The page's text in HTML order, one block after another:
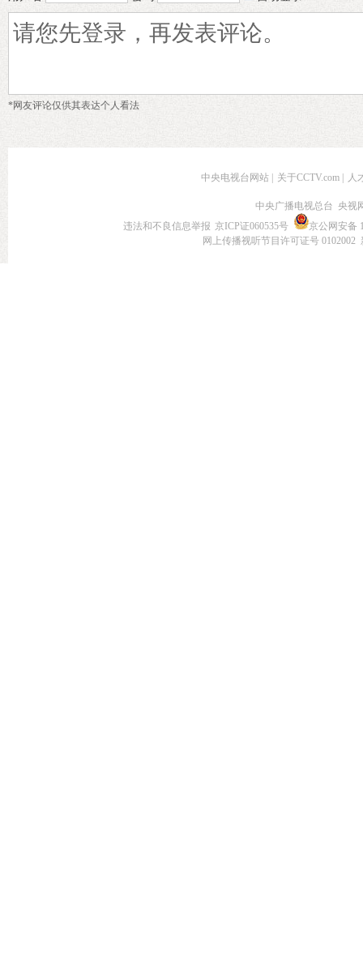
*网友评论仅供其表达个人看法
中央电视台网站 关于CCTV.com 人
中央广播电视总台 央视
违法和不良信息举报 京ICP证060535号
京公网安备
网上传播视听节目许可证号 0102002